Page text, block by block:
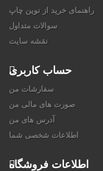
راهنمای خرید از نوین چاپ
سوالات متداول
نقشه سایت
حساب کاربری
سفارشات من
صورت های مالی من
آدرس های من
اطلاعات شخصی شما
اطلاعات فروشگاه